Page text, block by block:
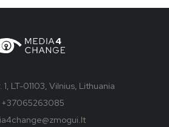
LT-01103, Vilnius, Lithuania
+37065263085